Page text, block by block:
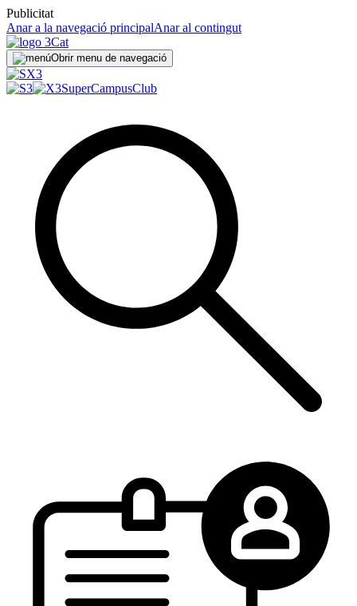
Publicitat
Anar a la navegació principalAnar al contingut
Obrir menu de navegació
SuperCampusClub